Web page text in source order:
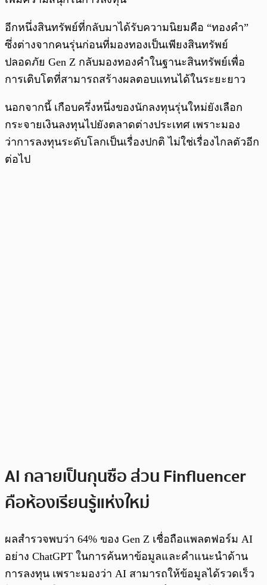
อีกหนึ่งสินทรัพย์ที่กลับมาได้รับความนิยมคือ “ทองคำ”
ซึ่งต่างจากคนรุ่นก่อนที่มองทองเป็นเพียงสินทรัพย์
ปลอดภัย Gen Z กลับมองทองคำในฐานะสินทรัพย์เพื่อ
การเติบโตที่สามารถสร้างผลตอบแทนได้ในระยะยาว
นอกจากนี้ เกือบครึ่งหนึ่งของนักลงทุนรุ่นใหม่ยังเลือก
กระจายเงินลงทุนไปยังตลาดต่างประเทศ เพราะมอง
ว่าการลงทุนระดับโลกเป็นเรื่องปกติ ไม่ใช่เรื่องไกลตัวอีก
ต่อไป
AI กลายเป็นกุนซือ ส่วน Finfluencer
คือห้องเรียนรู้แห่งใหม่
ผลสำรวจพบว่า 64% ของ Gen Z เชื่อถือแพลตฟอร์ม AI
อย่าง ChatGPT ในการค้นหาข้อมูลและคำแนะนำด้าน
การลงทุน เพราะมองว่า AI สามารถให้ข้อมูลได้รวดเร็ว